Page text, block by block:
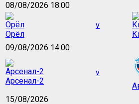
08/08/2026 18:00
Орёл
v
09/08/2026 14:00
Арсенал-2
v
15/08/2026